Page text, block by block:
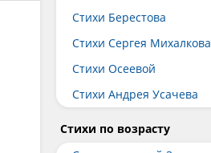
Стихи Берестова
Стихи Сергея Михалкова
Стихи Осеевой
Стихи Андрея Усачева
Стихи по возрасту